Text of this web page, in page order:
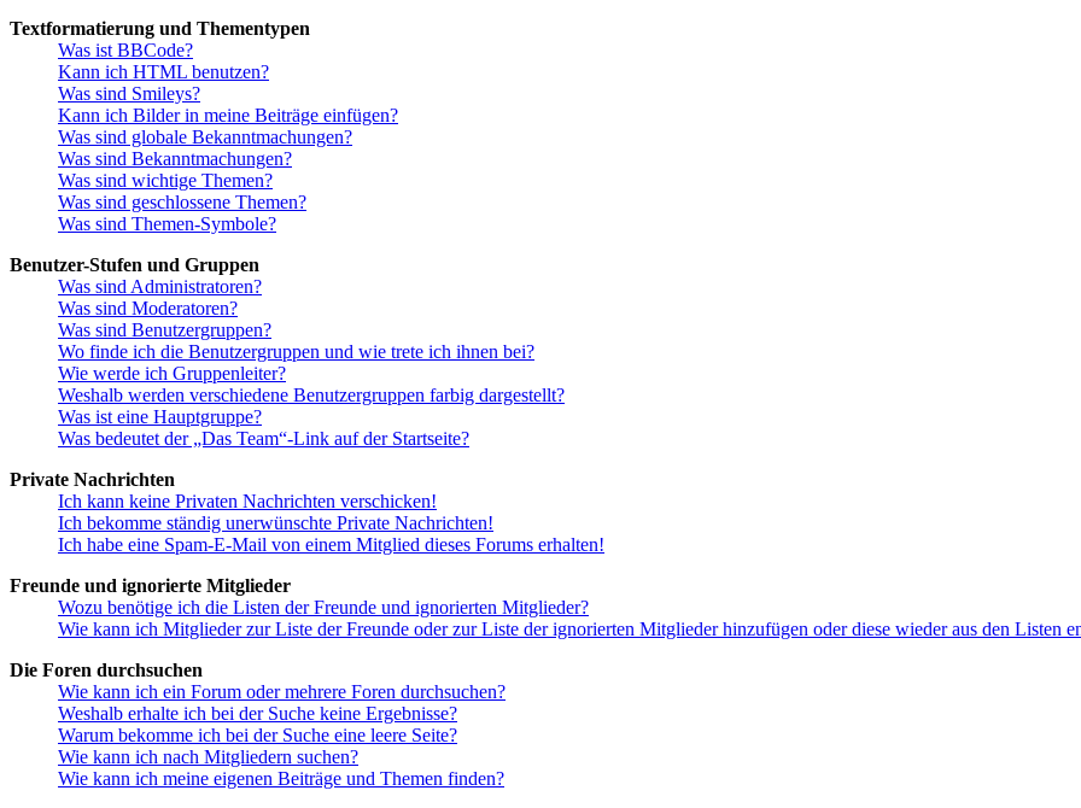
Textformatierung und Thementypen
Was ist BBCode?
Kann ich HTML benutzen?
Was sind Smileys?
Kann ich Bilder in meine Beiträge einfügen?
Was sind globale Bekanntmachungen?
Was sind Bekanntmachungen?
Was sind wichtige Themen?
Was sind geschlossene Themen?
Was sind Themen-Symbole?
Benutzer-Stufen und Gruppen
Was sind Administratoren?
Was sind Moderatoren?
Was sind Benutzergruppen?
Wo finde ich die Benutzergruppen und wie trete ich ihnen bei?
Wie werde ich Gruppenleiter?
Weshalb werden verschiedene Benutzergruppen farbig dargestellt?
Was ist eine Hauptgruppe?
Was bedeutet der „Das Team“-Link auf der Startseite?
Private Nachrichten
Ich kann keine Privaten Nachrichten verschicken!
Ich bekomme ständig unerwünschte Private Nachrichten!
Ich habe eine Spam-E-Mail von einem Mitglied dieses Forums erhalten!
Freunde und ignorierte Mitglieder
Wozu benötige ich die Listen der Freunde und ignorierten Mitglieder?
Wie kann ich Mitglieder zur Liste der Freunde oder zur Liste der ignorierten Mitglieder hinzufügen oder diese wieder aus den Listen
Die Foren durchsuchen
Wie kann ich ein Forum oder mehrere Foren durchsuchen?
Weshalb erhalte ich bei der Suche keine Ergebnisse?
Warum bekomme ich bei der Suche eine leere Seite?
Wie kann ich nach Mitgliedern suchen?
Wie kann ich meine eigenen Beiträge und Themen finden?